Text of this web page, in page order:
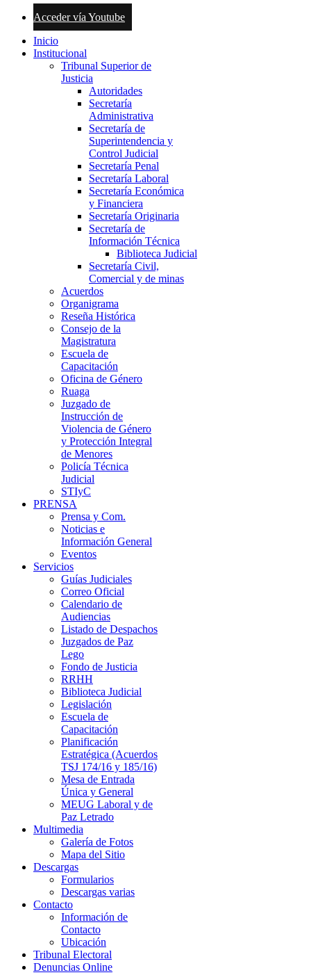
Acceder vía Youtube
Inicio
Institucional
Tribunal Superior de
Justicia
Autoridades
Secretaría
Administrativa
Secretaría de
Superintendencia y
Control Judicial
Secretaría Penal
Secretaría Laboral
Secretaría Económica
y Financiera
Secretaría Originaria
Secretaría de
Información Técnica
Biblioteca Judicial
Secretaría Civil,
Comercial y de minas
Acuerdos
Organigrama
Reseña Histórica
Consejo de la
Magistratura
Escuela de
Capacitación
Oficina de Género
Ruaga
Juzgado de
Instrucción de
Violencia de Género
y Protección Integral
de Menores
Policía Técnica
Judicial
STIyC
PRENSA
Prensa y Com.
Noticias e
Información General
Eventos
Servicios
Guías Judiciales
Correo Oficial
Calendario de
Audiencias
Listado de Despachos
Juzgados de Paz
Lego
Fondo de Justicia
RRHH
Biblioteca Judicial
Legislación
Escuela de
Capacitación
Planificación
Estratégica (Acuerdos
TSJ 174/16 y 185/16)
Mesa de Entrada
Única y General
MEUG Laboral y de
Paz Letrado
Multimedia
Galería de Fotos
Mapa del Sitio
Descargas
Formularios
Descargas varias
Contacto
Información de
Contacto
Ubicación
Tribunal Electoral
Denuncias Online